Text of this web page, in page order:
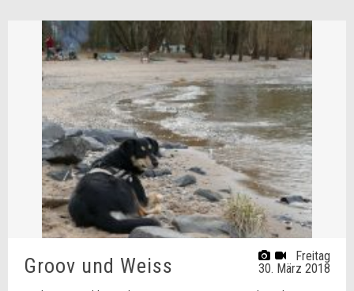
Freitag
30. März 2018
Groov und Weiss